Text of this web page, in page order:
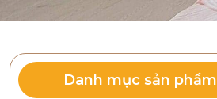
Danh mục sản phẩm